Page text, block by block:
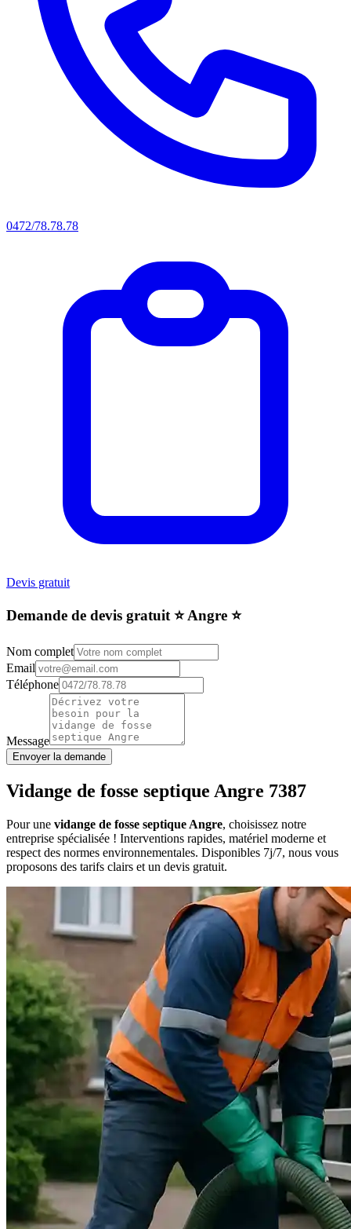
0472/78.78.78
Devis gratuit
Demande de devis gratuit ⭐️ Angre ⭐️
Nom complet
Email
Téléphone
Message
Envoyer la demande
Vidange de fosse septique Angre 7387
Pour une vidange de fosse septique Angre, choisissez notre
entreprise spécialisée ! Interventions rapides, matériel moderne et
respect des normes environnementales. Disponibles 7j/7, nous vous
proposons des tarifs clairs et un devis gratuit.